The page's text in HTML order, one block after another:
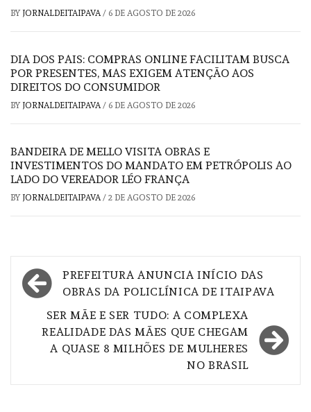
BY JORNALDEITAIPAVA/ 6 DE AGOSTO DE 2026
DIA DOS PAIS: COMPRAS ONLINE FACILITAM BUSCA
POR PRESENTES, MAS EXIGEM ATENÇÃO AOS
DIREITOS DO CONSUMIDOR
BY JORNALDEITAIPAVA/ 6 DE AGOSTO DE 2026
BANDEIRA DE MELLO VISITA OBRAS E
INVESTIMENTOS DO MANDATO EM PETRÓPOLIS AO
LADO DO VEREADOR LÉO FRANÇA
BY JORNALDEITAIPAVA/ 2 DE AGOSTO DE 2026
Navegação
de
Post
PREFEITURA ANUNCIA INÍCIO DAS
OBRAS DA POLICLÍNICA DE ITAIPAVA
SER MÃE E SER TUDO: A COMPLEXA
REALIDADE DAS MÃES QUE CHEGAM
A QUASE 8 MILHÕES DE MULHERES
NO BRASIL